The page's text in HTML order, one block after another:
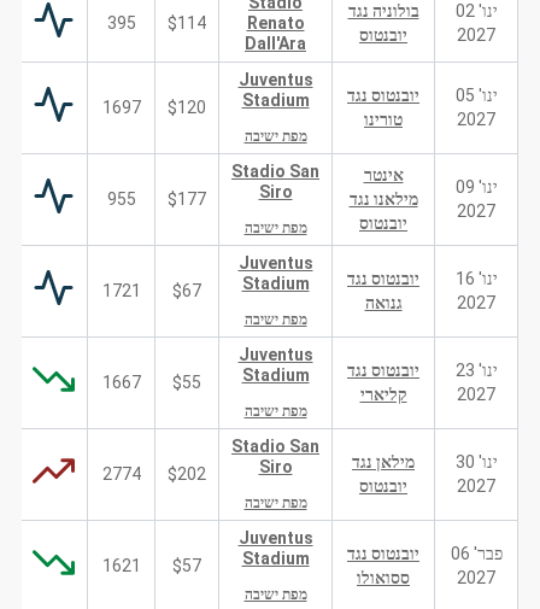
ינו' 02
2027
בולוניה נגד
יובנטוס
Renato
Dall'Ara
$114
395
ינו' 05
2027
יובנטוס נגד
טורינו
Juventus
Stadium
מפת ישיבה
$120
1697
ינו' 09
2027
אינטר
מילאנו נגד
יובנטוס
Stadio San
Siro
מפת ישיבה
$177
955
ינו' 16
2027
יובנטוס נגד
גנואה
Juventus
Stadium
מפת ישיבה
$67
1721
ינו' 23
2027
יובנטוס נגד
קליארי
Juventus
Stadium
מפת ישיבה
$55
1667
ינו' 30
2027
מילאן נגד
יובנטוס
Stadio San
Siro
מפת ישיבה
$202
2774
פבר' 06
2027
יובנטוס נגד
ססואולו
Juventus
Stadium
מפת ישיבה
$57
1621